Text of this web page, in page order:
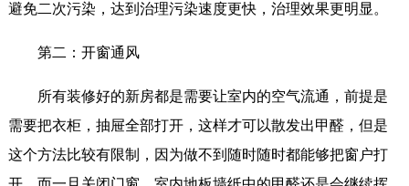
避免二次污染，达到治理污染速度更快，治理效果更明显。
第二：开窗通风
所有装修好的新房都是需要让室内的空气流通，前提是
需要把衣柜，抽屉全部打开，这样才可以散发出甲醛，但是
这个方法比较有限制，因为做不到随时随时都能够把窗户打